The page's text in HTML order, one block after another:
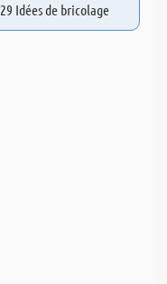
29 Idées de bricolage